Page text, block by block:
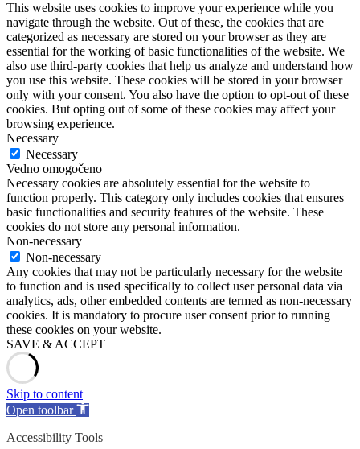
This website uses cookies to improve your experience while you
navigate through the website. Out of these, the cookies that are
categorized as necessary are stored on your browser as they are
essential for the working of basic functionalities of the website. We
also use third-party cookies that help us analyze and understand how
you use this website. These cookies will be stored in your browser
only with your consent. You also have the option to opt-out of these
cookies. But opting out of some of these cookies may affect your
browsing experience.
Necessary
Necessary
Vedno omogočeno
Necessary cookies are absolutely essential for the website to
function properly. This category only includes cookies that ensures
basic functionalities and security features of the website. These
cookies do not store any personal information.
Non-necessary
Non-necessary
Any cookies that may not be particularly necessary for the website
to function and is used specifically to collect user personal data via
analytics, ads, other embedded contents are termed as non-necessary
cookies. It is mandatory to procure user consent prior to running
these cookies on your website.
SAVE & ACCEPT
Skip to content
Open toolbar
Accessibility Tools